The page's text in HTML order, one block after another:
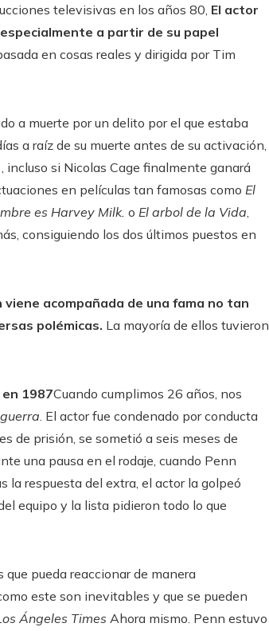
televisivas en los años 80, El actor
a partir de su papel
en cosas reales y dirigida por Tim
a muerte por un delito por el que estaba
a raíz de su muerte antes de su activación,
incluso si Nicolas Cage finalmente ganará
en películas tan famosas como El
es Harvey Milk. o El arbol de la Vida
consiguiendo los dos últimos puestos en
acompañada de una fama no tan
polémicas. La mayoría de ellos tuvieron
1987Cuando cumplimos 26 años, nos
. El actor fue condenado por conducta
de prisión, se sometió a seis meses de
una pausa en el rodaje, cuando Penn
la respuesta del extra, el actor la golpeó
equipo y la lista pidieron todo lo que
pueda reaccionar de manera
este son inevitables y que se pueden
Ángeles Times Ahora mismo. Penn estuvo